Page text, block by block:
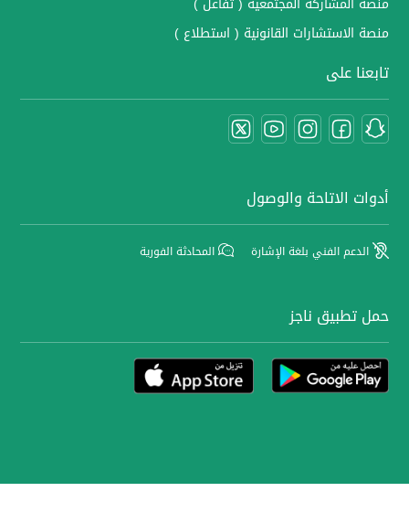
منصة الاستشارات القانونية ( استطلاع )
تابعنا على
أدوات الاتاحة والوصول
الدعم الفني بلغة الإشارة المحادثة الفورية
حمل تطبيق ناجز